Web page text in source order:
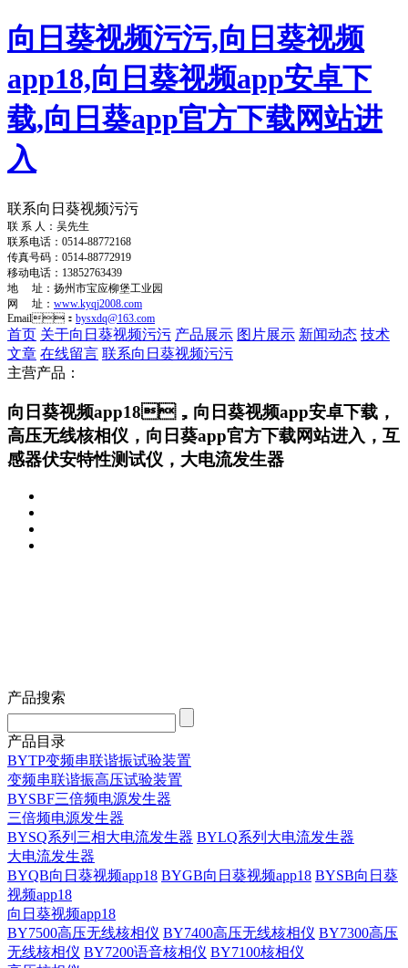
向日葵视频污污,向日葵视频
app18,向日葵视频app安卓下
载,向日葵app官方下载网站进
入
联系向日葵视频污污
联 系 人：吴先生
联系电话：0514-88772168
传真号码：0514-88772919
移动电话：13852763439
地 址：扬州市宝应柳堡工业园
网 址： www.kyqj2008.com
Email： bysxdq@163.com
首页 关于向日葵视频污污 产品展示 图片展示 新闻动态 技术
文章 在线留言 联系向日葵视频污污
主营产品：
向日葵视频app18，向日葵视频app安卓下载，
高压无线核相仪，向日葵app官方下载网站进入，互
感器伏安特性测试仪，大电流发生器
产品搜索
产品目录
BYTP变频串联谐振试验装置
变频串联谐振高压试验装置
BYSBF三倍频电源发生器
三倍频电源发生器
BYSQ系列三相大电流发生器 BYLQ系列大电流发生器
大电流发生器
BYQB向日葵视频app18 BYGB向日葵视频app18 BYSB向日葵
视频app18
向日葵视频app18
BY7500高压无线核相仪 BY7400高压无线核相仪 BY7300高压
无线核相仪 BY7200语音核相仪 BY7100核相仪